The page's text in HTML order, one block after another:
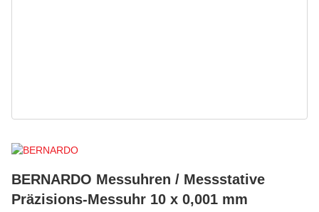
BERNARDO Messuhren / Messstative
Präzisions-Messuhr 10 x 0,001 mm